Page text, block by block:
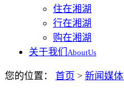
住在湘湖
行在湘湖
购在湘湖
关于我们 AboutUs
您的位置： 首页 > 新闻媒体